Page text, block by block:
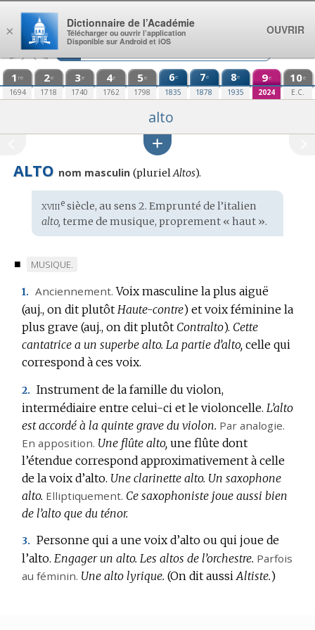
Aller au contenu
1 re
1694
2e
1718
3e
1740
4e
1762
5e
1798
6e
1835
7e
1878
8e
1935
9e
2024
10e
E.C.
alto
ALTO nom masculin (plurielAltos).
Étymologie
:
xviiiesiècle, au sens 2. Emprunté de l’italien
alto, terme de musique, proprement « haut ».
■
MARQUE
DOMAINE
:
MUSIQUE.
1. Anciennement. Voix masculine la plus aiguë
(auj., on dit plutôt Haute-contre) et voix féminine la
plus grave (auj., on dit plutôt Contralto). Cette
cantatrice a un superbe alto. La partie d’alto, celle qui
correspond à ces voix.
2. Instrument de la famille du violon,
intermédiaire entre celui-ci et le violoncelle. L’alto
est accordé à la quinte grave du violon. Par analogie.
En apposition. Une flûte alto, une flûte dont
l’étendue correspond approximativement à celle
de la voix d’alto. Une clarinette alto. Un saxophone
alto. Elliptiquement. Ce saxophoniste joue aussi bien
de l’alto que du ténor.
3. Personne qui a une voix d’alto ou qui joue de
l’alto. Engager un alto. Les altos de l’orchestre. Parfois
au féminin. Une alto lyrique. (On dit aussi Altiste.)
×
Dictionnaire de l’Académie
Télécharger ou ouvrir l’application
Disponible sur Android et iOS
OUVRIR